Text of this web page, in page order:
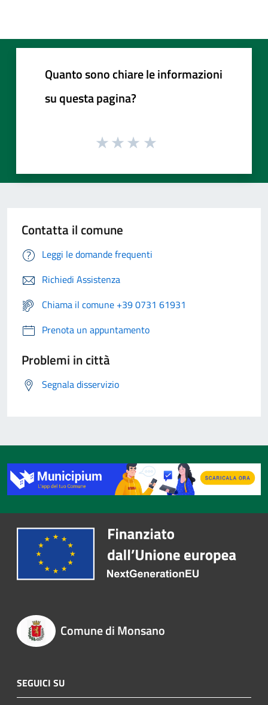
Quanto sono chiare le informazioni
su questa pagina?
Contatta il comune
Leggi le domande frequenti
Richiedi Assistenza
Chiama il comune +39 0731 61931
Prenota un appuntamento
Problemi in città
Segnala disservizio
Comune di Monsano
SEGUICI SU